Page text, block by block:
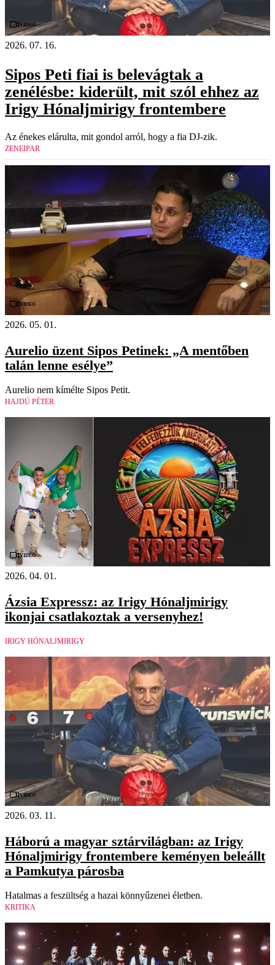
Videó
2026. 07. 16.
Sipos Peti fiai is belevágtak a
zenélésbe: kiderült, mit szól ehhez az
Irigy Hónaljmirigy frontembere
Az énekes elárulta, mit gondol arról, hogy a fia DJ-zik.
ZENEIPAR
Videó
2026. 05. 01.
Aurelio üzent Sipos Petinek: „A mentőben
talán lenne esélye”
Aurelio nem kímélte Sipos Petit.
HAJDÚ PÉTER
Videó
2026. 04. 01.
Ázsia Expressz: az Irigy Hónaljmirigy
ikonjai csatlakoztak a versenyhez!
IRIGY HÓNALJMIRIGY
Videó
2026. 03. 11.
Háború a magyar sztárvilágban: az Irigy
Hónaljmirigy frontembere keményen beleállt
a Pamkutya párosba
Hatalmas a feszültség a hazai könnyűzenei életben.
KRITIKA